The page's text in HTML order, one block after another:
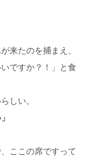
来たのを捕まえ、
ですか？！」と食
しい。
ここの席ですって